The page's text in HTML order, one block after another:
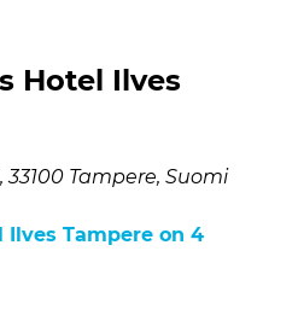
Hotel Ilves
Tampere, Suomi
Ilves Tampere on 4